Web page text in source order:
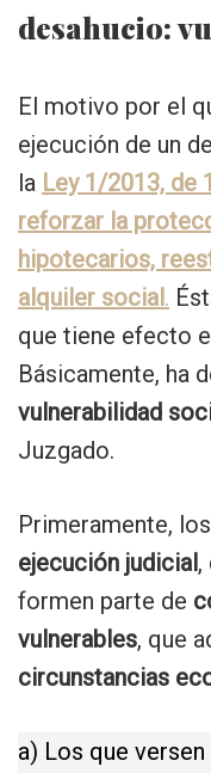
desahucio:
El motivo por el
ejecución de un
la Ley 1/2013, de
reforzar la
hipotecarios,
alquiler social .
que tiene efecto
Básicamente, ha
vulnerabilidad
Juzgado.
Primeramente,
ejecución judicial,
formen parte de
vulnerables, que
circunstancias
a) Los que